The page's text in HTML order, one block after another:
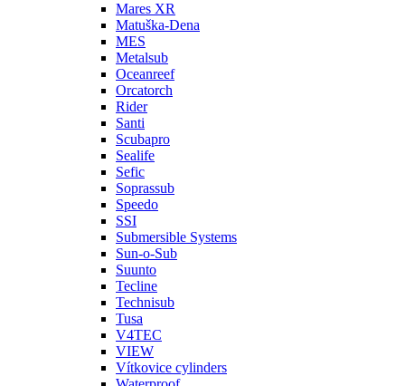
Mares XR
Matuška-Dena
MES
Metalsub
Oceanreef
Orcatorch
Rider
Santi
Scubapro
Sealife
Sefic
Soprassub
Speedo
SSI
Submersible Systems
Sun-o-Sub
Suunto
Tecline
Technisub
Tusa
V4TEC
VIEW
Vítkovice cylinders